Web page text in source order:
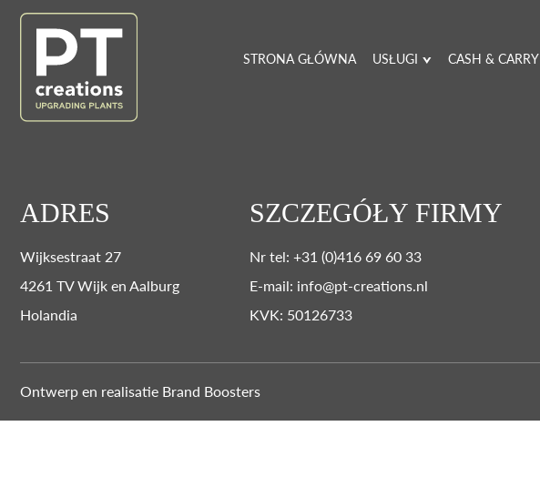
STRONA GŁÓWNA USŁUGI CASH & CARRY
ADRES
Wijksestraat 27
4261 TV Wijk en Aalburg
Holandia
SZCZEGÓŁY FIRMY
Nr tel: +31 (0)416 69 60 33
E-mail: info@pt-creations.nl
KVK: 50126733
Ontwerp en realisatie Brand Boosters